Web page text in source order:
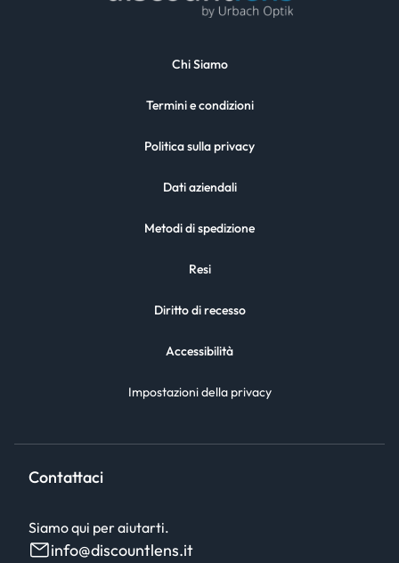
Chi Siamo
Termini e condizioni
Politica sulla privacy
Dati aziendali
Metodi di spedizione
Resi
Diritto di recesso
Accessibilità
Impostazioni della privacy
Contattaci
Siamo qui per aiutarti.
info@discountlens.it